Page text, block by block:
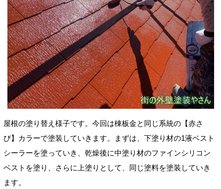
屋根の塗り替え様子です。今回は棟板金と同じ系統の【赤さ
び】カラーで塗装していきます。まずは、下塗り材の1液ベスト
シーラーを塗っていき、乾燥後に中塗り材のファインシリコン
ベストを塗り、さらに上塗りとして、同じ塗料を塗装していき
ます。